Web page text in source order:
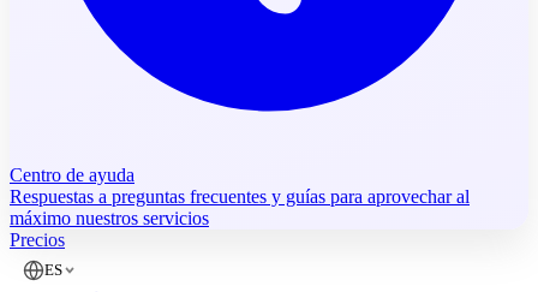
Centro de ayuda
Respuestas a preguntas frecuentes y guías para aprovechar al
máximo nuestros servicios
Precios
ES